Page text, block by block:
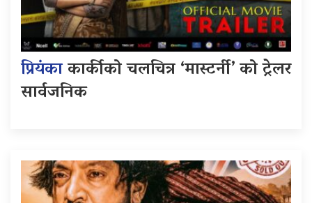
प्रियंकाकार्कीको चलचित्र ‘मास्टर्नी’ को ट्रेलर
सार्वजनिक